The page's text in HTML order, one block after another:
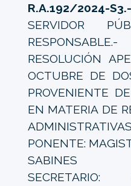
R.A.192/2024-S3.-
SERVIDOR
RESOLUCIÓN
OCTUBRE DE
PROVENIENTE
EN MATERIA DE
PONENTE:
SABINES